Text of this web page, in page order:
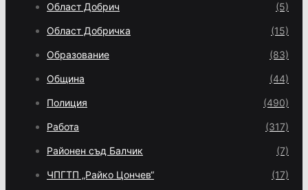
Област Добрич (5)
Област Добричка (15)
Образование (83)
Община (44)
Полиция (490)
Работа (317)
Районен съд Балчик (7)
ЧПГТП „Райко Цончев“ (17)